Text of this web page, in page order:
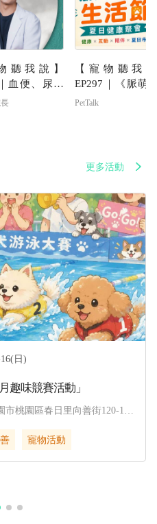
聽我說】
血便、尿不
食慾…這些
【寵物聽我
EP297｜《脈萌
生活節》認識寵
PetTalk
更多活動
日)
趣味競賽活動」
桃園區春日里向善街120-1
寵物活動